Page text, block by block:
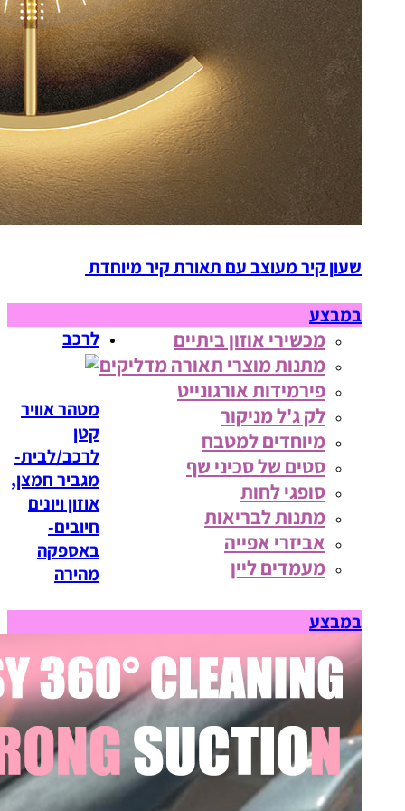
שעון קיר מעוצב עם תאורת קיר מיוחדת
במבצע
מכשירי אוזון ביתיים
מתנות מוצרי תאורה מדליקים
פירמידות אורגונייט
לק ג'ל מניקור
מיוחדים למטבח
סטים של סכיני שף
סופגי לחות
מתנות לבריאות
אביזרי אפייה
מעמדים ליין
לרכב
מטהר אוויר
קטן
לרכב/לבית-
מגביר חמצן,
אוזון ויונים
חיובים-
באספקה
מהירה
במבצע